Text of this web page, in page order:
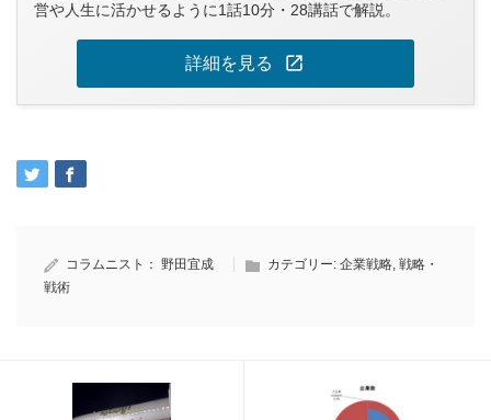
営や人生に活かせるように1話10分・28講話で解説。
詳細を見る open_in_new
コラムニスト： 野田宜成 カテゴリー: 企業戦略, 戦略・
戦術